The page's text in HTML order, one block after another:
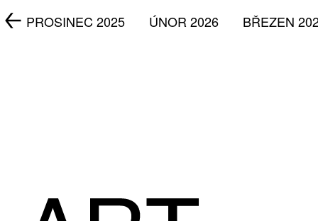
BŘEZEN
ÚNOR 2026
PROSINEC 2025